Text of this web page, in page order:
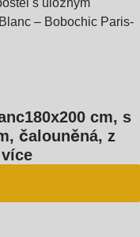
180x200 cm, s
čalouněná, z
více